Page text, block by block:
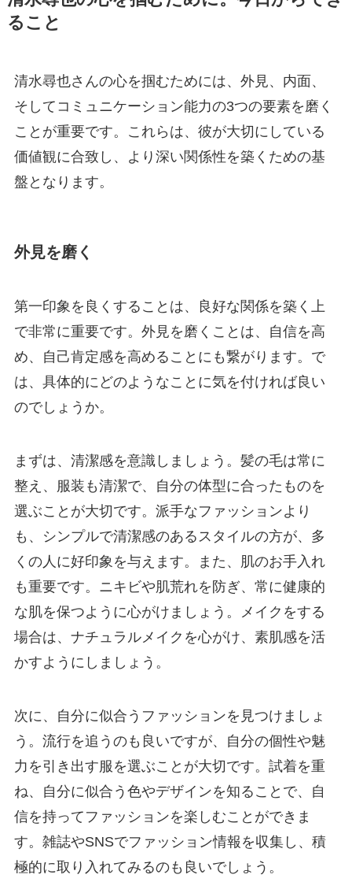
ること
清水尋也さんの心を掴むためには、外見、内面、
そしてコミュニケーション能力の3つの要素を磨く
ことが重要です。これらは、彼が大切にしている
価値観に合致し、より深い関係性を築くための基
盤となります。
外見を磨く
第一印象を良くすることは、良好な関係を築く上
で非常に重要です。外見を磨くことは、自信を高
め、自己肯定感を高めることにも繋がります。で
は、具体的にどのようなことに気を付ければ良い
のでしょうか。
まずは、清潔感を意識しましょう。髪の毛は常に
整え、服装も清潔で、自分の体型に合ったものを
選ぶことが大切です。派手なファッションより
も、シンプルで清潔感のあるスタイルの方が、多
くの人に好印象を与えます。また、肌のお手入れ
も重要です。ニキビや肌荒れを防ぎ、常に健康的
な肌を保つように心がけましょう。メイクをする
場合は、ナチュラルメイクを心がけ、素肌感を活
かすようにしましょう。
次に、自分に似合うファッションを見つけましょ
う。流行を追うのも良いですが、自分の個性や魅
力を引き出す服を選ぶことが大切です。試着を重
ね、自分に似合う色やデザインを知ることで、自
信を持ってファッションを楽しむことができま
す。雑誌やSNSでファッション情報を収集し、積
極的に取り入れてみるのも良いでしょう。